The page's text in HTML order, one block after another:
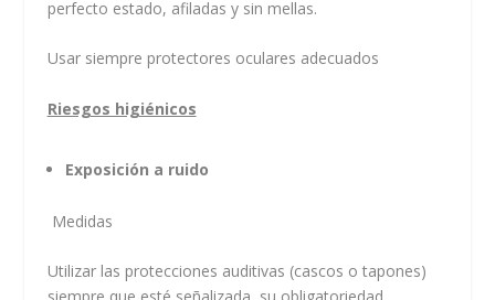
perfecto estado, afiladas y sin mellas.
Usar siempre protectores oculares adecuados
Riesgos higiénicos
Exposición a ruido
Medidas
Utilizar las protecciones auditivas (cascos o tapones)